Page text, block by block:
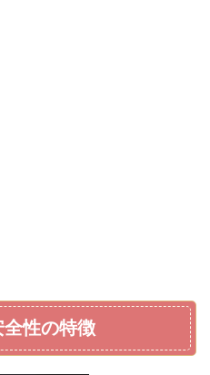
性の特徴